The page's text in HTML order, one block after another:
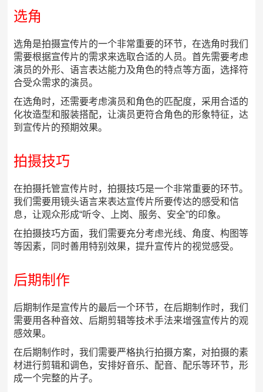
选角
选角是拍摄宣传片的一个非常重要的环节，在选角时我们
需要根据宣传片的需求来选取合适的人员。首先需要考虑
演员的外形、语言表达能力及角色的特点等方面，选择符
合受众需求的演员。
在选角时，还需要考虑演员和角色的匹配度，采用合适的
化妆造型和服装搭配，让演员更符合角色的形象特征，达
到宣传片的预期效果。
拍摄技巧
在拍摄托管宣传片时，拍摄技巧是一个非常重要的环节。
我们需要用镜头语言来表达宣传片所要传达的感受和信
息，让观众形成“听令、上岗、服务、安全”的印象。
在拍摄技巧方面，我们需要充分考虑光线、角度、构图等
等因素，同时善用特别效果，提升宣传片的视觉感受。
后期制作
后期制作是宣传片的最后一个环节，在后期制作时，我们
需要用各种音效、后期剪辑等技术手法来增强宣传片的观
感效果。
在后期制作时，我们需要严格执行拍摄方案，对拍摄的素
材进行剪辑和调色，安排好音乐、配音、配乐等环节，形
成一个完整的片子。